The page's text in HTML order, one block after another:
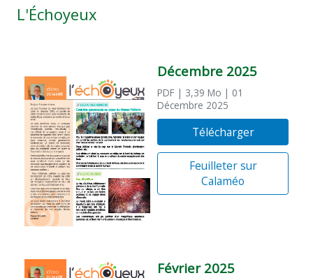
L'Échoyeux
Décembre 2025
PDF | 3,39 Mo | 01
Décembre 2025
Télécharger
Feuilleter sur
Calaméo
Février 2025